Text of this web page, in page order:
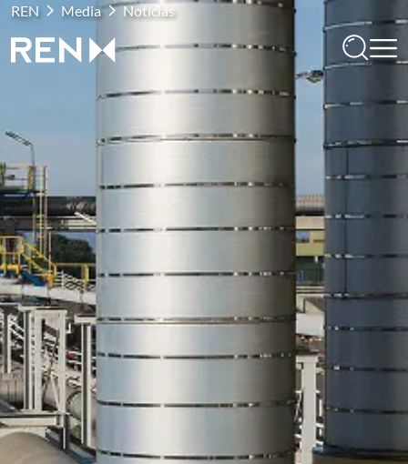
REN Media Notícias